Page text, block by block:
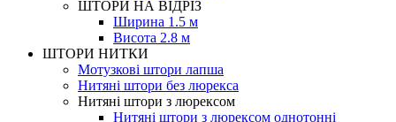
ШТОРИ НА ВІДРІЗ
Ширина 1.5 м
Висота 2.8 м
ШТОРИ НИТКИ
Мотузкові штори лапша
Нитяні штори без люрекса
Нитяні штори з люрексом
Нитяні штори з люрексом однотонні